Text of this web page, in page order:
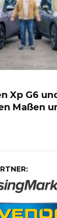
Xp G6
Maßen